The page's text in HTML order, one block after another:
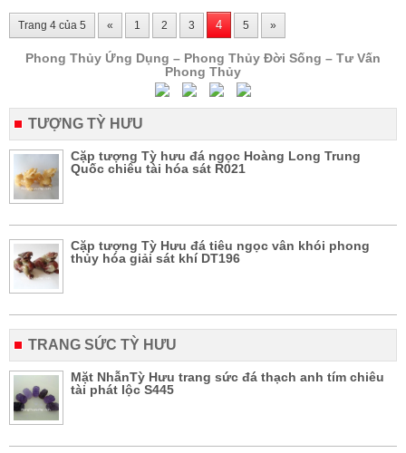
Trang 4 của 5 « 1 2 3 4 5 »
Phong Thủy Ứng Dụng – Phong Thủy Đời Sống – Tư Vấn
Phong Thủy
TƯỢNG TỲ HƯU
Cặp tượng Tỳ hưu đá ngọc Hoàng Long Trung
Quốc chiêu tài hóa sát R021
Cặp tượng Tỳ Hưu đá tiêu ngọc vân khói phong
thủy hóa giải sát khí DT196
TRANG SỨC TỲ HƯU
Mặt NhẫnTỳ Hưu trang sức đá thạch anh tím chiêu
tài phát lộc S445